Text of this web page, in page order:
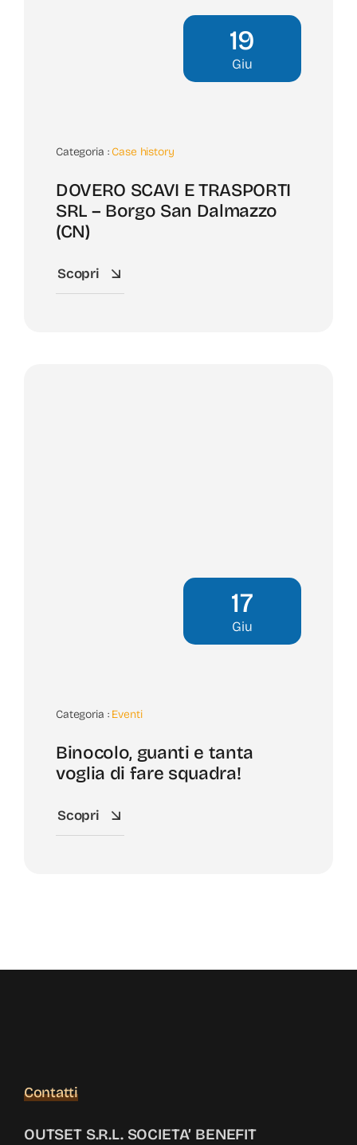
19
Giu
Categoria : Case history
DOVERO SCAVI E TRASPORTI
SRL – Borgo San Dalmazzo
(CN)
Scopri
17
Giu
Categoria : Eventi
Binocolo, guanti e tanta
voglia di fare squadra!
Scopri
Contatti
OUTSET S.R.L. SOCIETA’ BENEFIT